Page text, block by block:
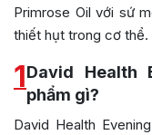
Primrose Oil với sứ
thiết hụt trong cơ thể.
1David Health
phẩm gì?
David Health